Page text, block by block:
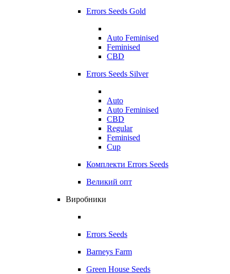
Errors Seeds Gold
Auto Feminised
Feminised
CBD
Errors Seeds Silver
Auto
Auto Feminised
CBD
Regular
Feminised
Cup
Комплекти Errors Seeds
Великий опт
Виробники
Errors Seeds
Barneys Farm
Green House Seeds